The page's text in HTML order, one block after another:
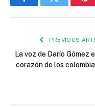
FacebookTwitter
PREVIOUS
La voz de Darío Gómez
corazón de los